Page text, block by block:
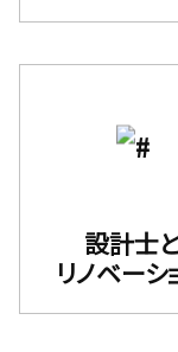
設計士
リノベーシ